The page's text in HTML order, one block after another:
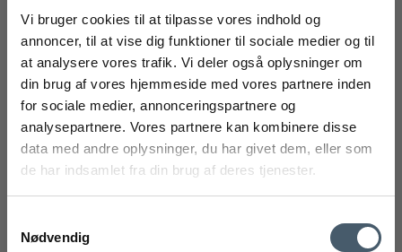
Vi bruger cookies til at tilpasse vores indhold og
annoncer, til at vise dig funktioner til sociale medier og til
at analysere vores trafik. Vi deler også oplysninger om
din brug af vores hjemmeside med vores partnere inden
for sociale medier, annonceringspartnere og
analysepartnere. Vores partnere kan kombinere disse
data med andre oplysninger, du har givet dem, eller som
de har indsamlet fra din brug af deres tjenester.
Nødvendig
Studio Feder Celia Mini Toiletry Bag Cotton
Studio Feder
362-GO7010310-chestnutM
FÅ 20% RABATT
Få 20 % rabatt ved å melde deg på vårt nyhetsbrev.
*Rabatten din kan ikke brukes på allerede nedsatte varer
eller produkter fra Rocket.